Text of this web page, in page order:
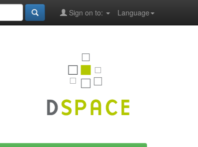
Language
Sign on to: